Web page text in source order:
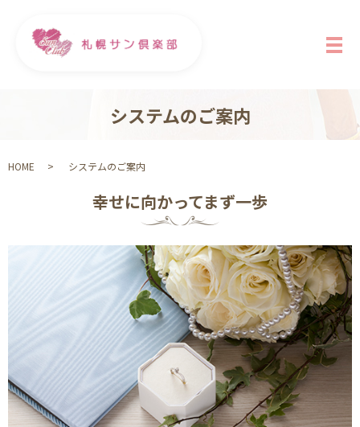
メ
システムのご案内
HOME システムのご案内
幸せに向かってまず一歩